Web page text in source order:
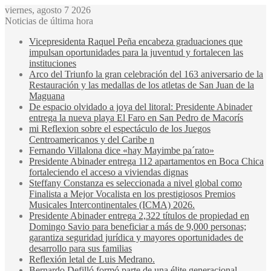
viernes, agosto 7 2026
Noticias de última hora
Vicepresidenta Raquel Peña encabeza graduaciones que
impulsan oportunidades para la juventud y fortalecen las
instituciones
Arco del Triunfo la gran celebración del 163 aniversario de la
Restauración y las medallas de los atletas de San Juan de la
Maguana
De espacio olvidado a joya del litoral: Presidente Abinader
entrega la nueva playa El Faro en San Pedro de Macorís
mi Reflexion sobre el espectáculo de los Juegos
Centroamericanos y del Caribe n
Fernando Villalona dice «hay Mayimbe pa´rato»
Presidente Abinader entrega 112 apartamentos en Boca Chica
fortaleciendo el acceso a viviendas dignas
Steffany Constanza es seleccionada a nivel global como
Finalista a Mejor Vocalista en los prestigiosos Premios
Musicales Intercontinentales (ICMA) 2026.
Presidente Abinader entrega 2,322 títulos de propiedad en
Domingo Savio para beneficiar a más de 9,000 personas;
garantiza seguridad jurídica y mayores oportunidades de
desarrollo para sus familias
Reflexión letal de Luis Medrano.